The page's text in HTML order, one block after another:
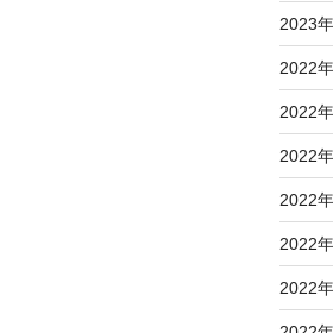
2023
2022
2022
2022
2022
2022
2022